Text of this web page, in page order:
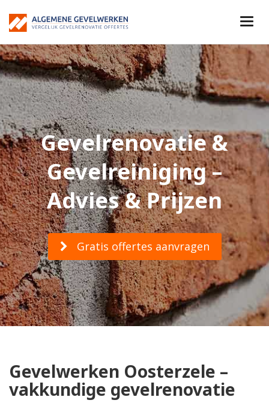
Gevelrenovatie &
Gevelreiniging –
Advies & Prijzen
Gratis offertes aanvragen
Gevelwerken Oosterzele –
vakkundige gevelrenovatie